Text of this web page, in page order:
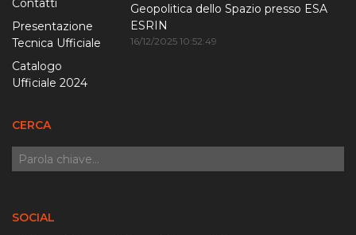
Contatti
Presentazione
Tecnica Ufficiale
Catalogo
Ufficiale 2024
Geopolitica dello Spazio presso ESA
ESRIN
16/12/2025 10:52:49
CERCA
SOCIAL